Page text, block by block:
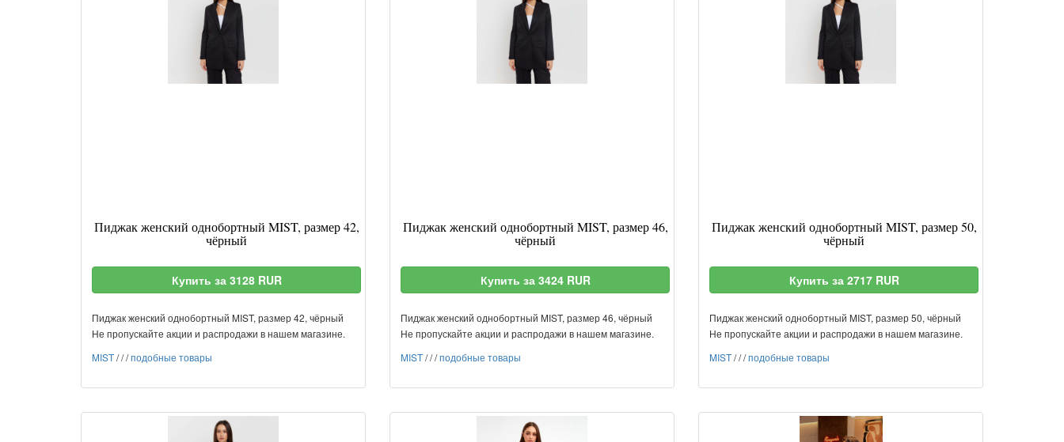
Пиджак женский однобортный MIST, размер 42,
чёрный
Купить за 3128 RUR
Пиджак женский однобортный MIST, размер 42, чёрный
Не пропускайте акции и распродажи в нашем магазине.
MIST///подобные товары
Пиджак женский однобортный MIST, размер 46,
чёрный
Купить за 3424 RUR
Пиджак женский однобортный MIST, размер 46, чёрный
Не пропускайте акции и распродажи в нашем магазине.
MIST///подобные товары
Пиджак женский однобортный MIST, размер 50,
чёрный
Купить за 2717 RUR
Пиджак женский однобортный MIST, размер 50, чёрный
Не пропускайте акции и распродажи в нашем магазине.
MIST///подобные товары